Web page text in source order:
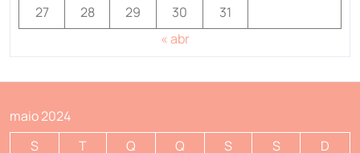
27
28 29 30
31
« abr
maio 2024
S
T Q Q S S
D